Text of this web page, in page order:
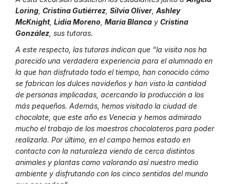
Loring Cristina Gutiérrez Silvia Oliver Ashley
McKnight, Lidia Moreno María Blanca y Cristina
González , sus tutoras.
A este respecto, las tutoras indican que “la visita nos ha
parecido una verdadera experiencia para el alumnado en
la que han disfrutado todo el tiempo, han conocido cómo
se fabrican los dulces navideños y han visto la cantidad
de personas implicadas, acercando la producción a los
más pequeños. Además, hemos visitado la ciudad de
chocolate, que este año es Venecia y hemos admirado
mucho el trabajo de los maestros chocolateros para poder
realizarla. Por último, en el campo hemos estado en
contacto con la naturaleza viendo de cerca distintos
animales y plantas como valorando así nuestro medio
ambiente y disfrutando con los cinco sentidos del mundo